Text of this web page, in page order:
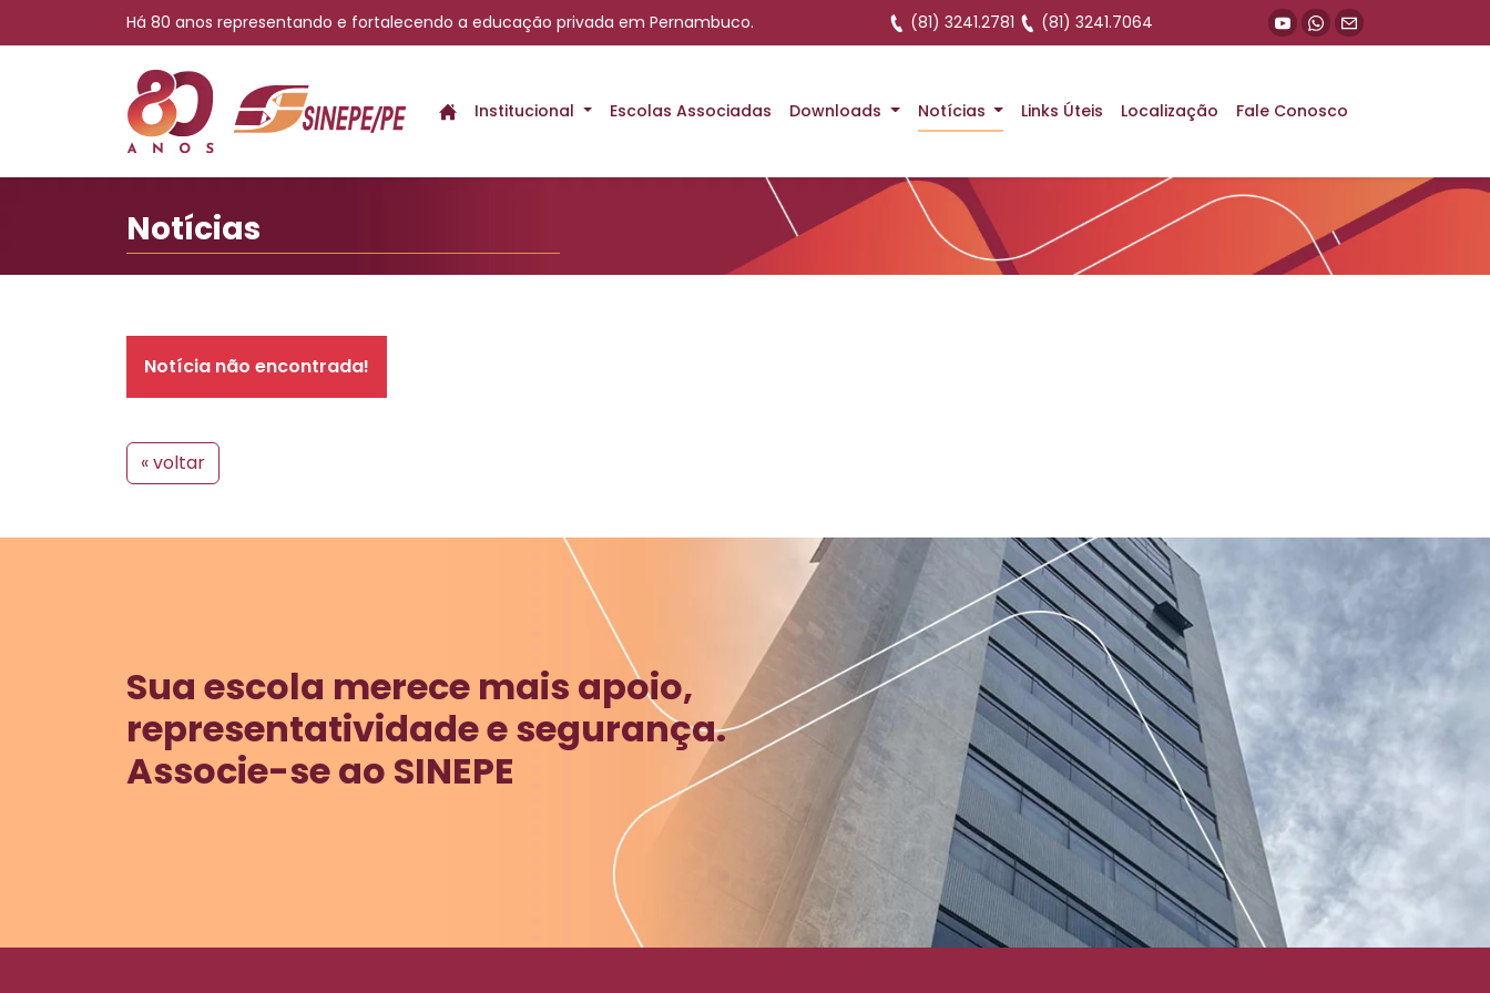
Há 80 anos representando e fortalecendo a educação privada em Pernambuco. (81) 3241.2781 (81) 3241.7064
Notícias | Sinepe-PE Institucional Escolas Associadas Downloads Notícias Links Úteis Localização Fale Conosco
Notícias
Notícia não encontrada!
« voltar
Sua escola merece mais apoio,
representatividade e segurança.
Associe-se ao SINEPE